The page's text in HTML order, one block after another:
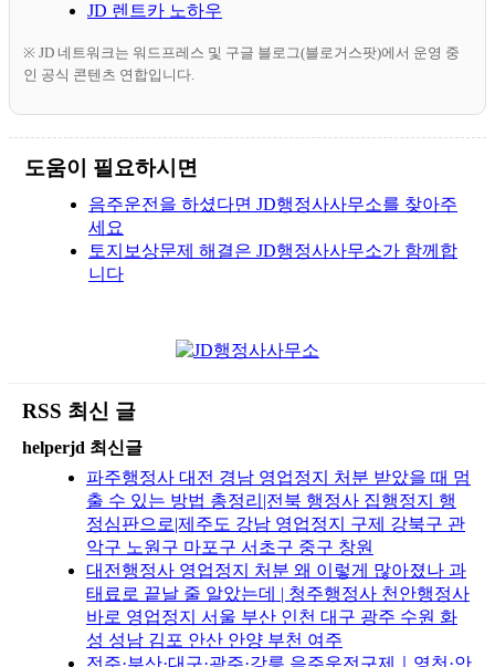
JD 렌트카 노하우
※ JD 네트워크는 워드프레스 및 구글 블로그(블로거스팟)에서 운영 중
인 공식 콘텐츠 연합입니다.
도움이 필요하시면
음주운전을 하셨다면 JD행정사사무소를 찾아주
세요
토지보상문제 해결은 JD행정사사무소가 함께합
니다
RSS 최신 글
helperjd 최신글
파주행정사 대전 경남 영업정지 처분 받았을 때 멈
출 수 있는 방법 총정리|전북 행정사 집행정지 행
정심판으로|제주도 강남 영업정지 구제 강북구 관
악구 노원구 마포구 서초구 중구 창원
대전행정사 영업정지 처분 왜 이렇게 많아졌나 과
태료로 끝날 줄 알았는데 | 청주행정사 천안행정사
바로 영업정지 서울 부산 인천 대구 광주 수원 화
성 성남 김포 안산 안양 부천 여주